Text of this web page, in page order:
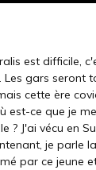
est difficile,
Les gars seront
cette ère
est-ce que je
? J'ai vécu en
je parle
par ce jeune